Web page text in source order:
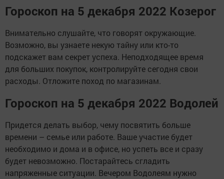
Гороскоп на 5 декабря 2022 Козерог
Внимательно слушайте, что говорят окружающие.
Возможно, вы узнаете некую тайну или кто-то
подскажет вам секрет успеха. Неподходящее время
для больших покупок, контролируйте сегодня свои
расходы. Отложите поход по магазинам.
Гороскоп на 5 декабря 2022 Водолей
Придется делать выбор, чему посвятить больше
времени – семье или работе. Ваше участие будет
необходимо и дома и в офисе, но успеть все и сразу
будет невозможно. Постарайтесь сгладить
напряженные ситуации. Вечером Водолеям нужно